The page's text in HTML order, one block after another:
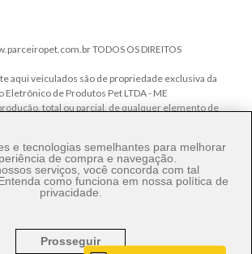
TODOS OS DIREITOS
aqui veiculados são de propriedade exclusiva da
Eletrônico de Produtos Pet LTDA - ME
total ou parcial, de qualquer elemento de
de Produtos Pet LTDA - ME - CNPJ: 27.206.029/0001-
e tecnologias semelhantes para melhorar
de compra e navegação.
serviços, você concorda com tal
como funciona em nossa política de
privacidade
Prosseguir